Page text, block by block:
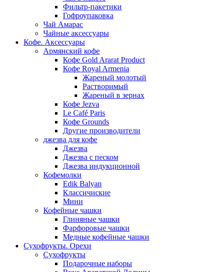
Фильтр-пакетики
Гофроупаковка
Чай Амарас
Чайные аксессуары
Кофе. Аксессуары
Армянский кофе
Кофе Gold Ararat Product
Кофе Royal Armenia
Жареный молотый
Растворимый
Жареный в зернах
Кофе Jezva
Le Café Paris
Кофе Grounds
Другие производители
джезва для кофе
Джезва
Джезва с песком
Джезва индукционной
Кофемолки
Edik Balyan
Классичиские
Мини
Кофейные чашки
Глиняные чашки
Фарфоровые чашки
Медные кофейные чашки
Сухофрукты. Орехи
Сухофрукты
Подарочные наборы